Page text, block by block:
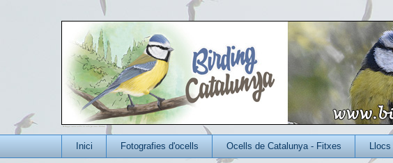
Un blog per conèixer millor els ocells que viuen a Catalunya
Inici Fotografies d'ocells Ocells de Catalunya - Fitxes